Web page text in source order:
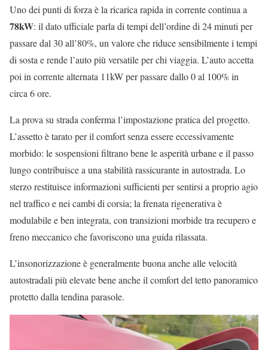
Uno dei punti di forza è la ricarica rapida in corrente continua a
78kW: il dato ufficiale parla di tempi dell’ordine di 24 minuti per
passare dal 30 all’80%, un valore che riduce sensibilmente i tempi
di sosta e rende l’auto più versatile per chi viaggia. L’auto accetta
poi in corrente alternata 11kW per passare dallo 0 al 100% in
circa 6 ore.
La prova su strada conferma l’impostazione pratica del progetto.
L’assetto è tarato per il comfort senza essere eccessivamente
morbido: le sospensioni filtrano bene le asperità urbane e il passo
lungo contribuisce a una stabilità rassicurante in autostrada. Lo
sterzo restituisce informazioni sufficienti per sentirsi a proprio agio
nel traffico e nei cambi di corsia; la frenata rigenerativa è
modulabile e ben integrata, con transizioni morbide tra recupero e
freno meccanico che favoriscono una guida rilassata.
L’insonorizzazione è generalmente buona anche alle velocità
autostradali più elevate bene anche il comfort del tetto panoramico
protetto dalla tendina parasole.